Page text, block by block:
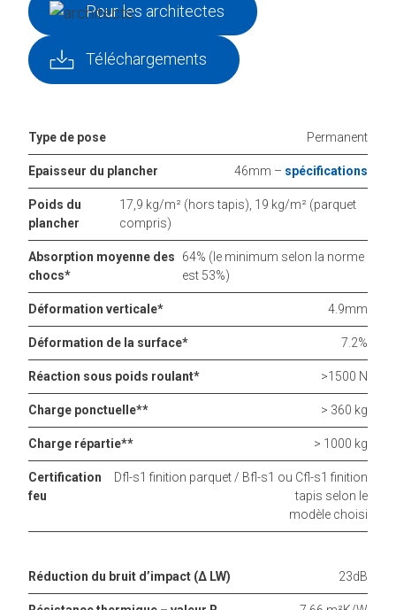
Pour les architectes
Téléchargements
Type de pose Permanent
Epaisseur du plancher 46mm – spécifications
Poids du
plancher
17,9 kg/m² (hors tapis), 19 kg/m² (parquet
compris)
Absorption moyenne des
chocs*
64% (le minimum selon la norme
est 53%)
Déformation verticale* 4.9mm
Déformation de la surface* 7.2%
Réaction sous poids roulant* >1500 N
Charge ponctuelle** > 360 kg
Charge répartie** > 1000 kg
Certification
feu
Dfl-s1 finition parquet / Bfl-s1 ou Cfl-s1 finition
tapis selon le
modèle choisi
Réduction du bruit d’impact (Δ LW) 23dB